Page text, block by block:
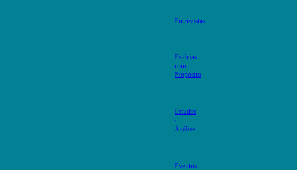
Entrevistas
Estórias
com
Propósito
Estudos
/
Análise
Eventos